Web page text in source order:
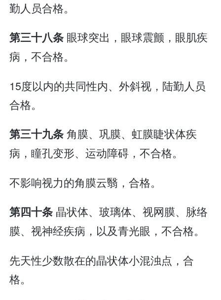
勤人员合格。
第三十八条 眼球突出，眼球震颤，眼肌疾
病，不合格。
15度以内的共同性内、外斜视，陆勤人员
合格。
第三十九条角膜、巩膜、虹膜睫状体疾
病，瞳孔变形、运动障碍，不合格。
不影响视力的角膜云翳，合格。
第四十条 晶状体、玻璃体、视网膜、脉络
膜、视神经疾病，以及青光眼，不合格。
先天性少数散在的晶状体小混浊点，合
格。